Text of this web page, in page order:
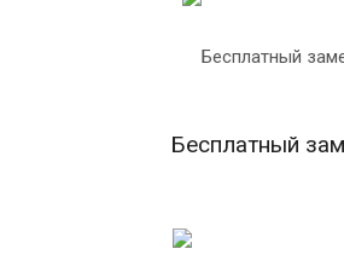
Бесплатный